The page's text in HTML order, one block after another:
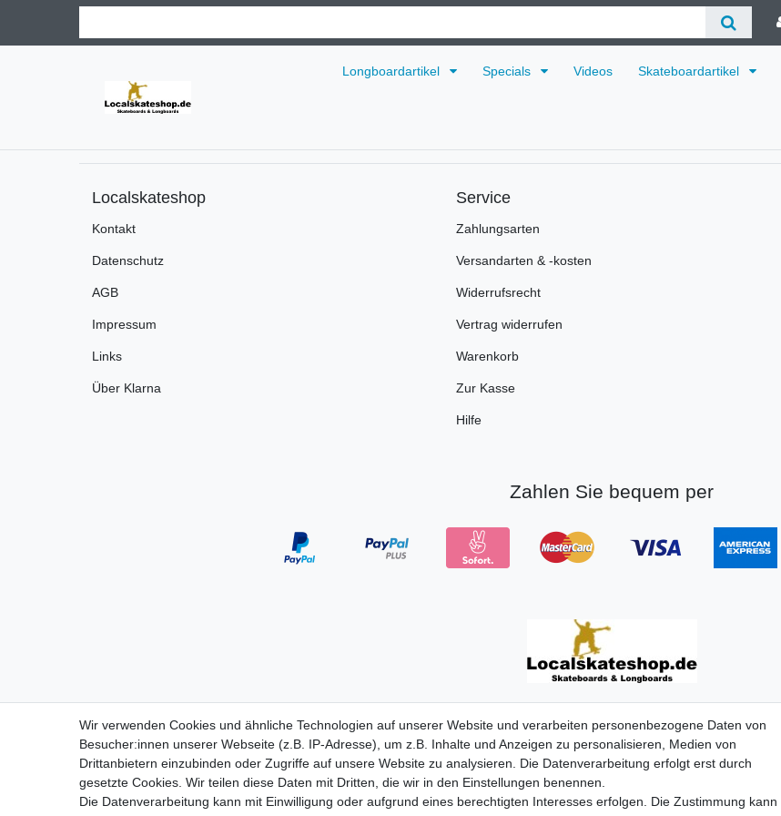
Longboardartikel Specials Videos Skateboardartikel
Localskateshop
Kontakt
Datenschutz
AGB
Impressum
Links
Über Klarna
Service
Zahlungsarten
Versandarten & -kosten
Widerrufsrecht
Vertrag widerrufen
Warenkorb
Zur Kasse
Hilfe
Zahlen Sie bequem per
Wir verwenden Cookies und ähnliche Technologien auf unserer Website und verarbeiten personenbezogene Daten von
Besucher:innen unserer Webseite (z.B. IP-Adresse), um z.B. Inhalte und Anzeigen zu personalisieren, Medien von
Drittanbietern einzubinden oder Zugriffe auf unsere Website zu analysieren. Die Datenverarbeitung erfolgt erst durch
gesetzte Cookies. Wir teilen diese Daten mit Dritten, die wir in den Einstellungen benennen.
Die Datenverarbeitung kann mit Einwilligung oder aufgrund eines berechtigten Interesses erfolgen. Die Zustimmung kann